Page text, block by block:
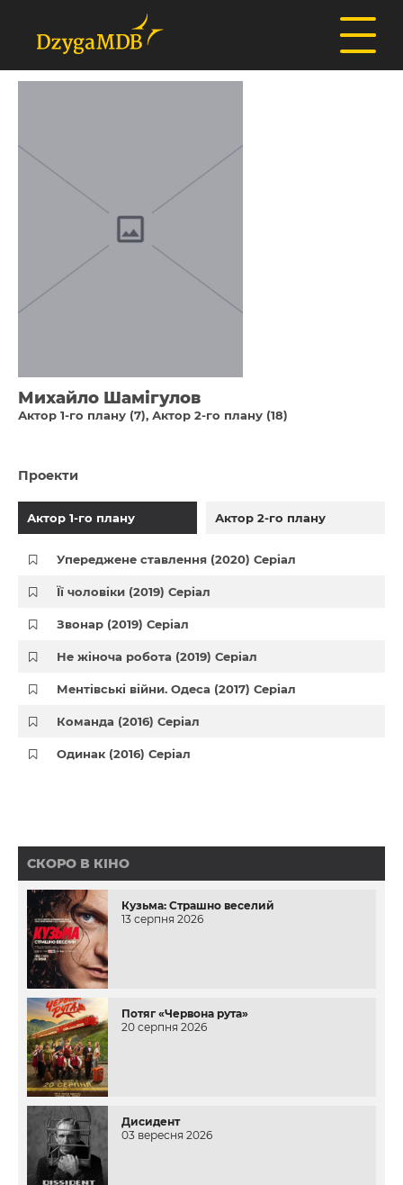
Михайло Шамігулов
Актор 1-го плану (7) Актор 2-го плану (18)
Проекти
Актор 1-го плану Актор 2-го плану
Упереджене ставлення (2020) Серіал
Її чоловіки (2019) Серіал
Звонар (2019) Серіал
Не жіноча робота (2019) Серіал
Ментівські війни. Одеса (2017) Серіал
Команда (2016) Серіал
Одинак (2016) Серіал
СКОРО В КІНО
Кузьма: Страшно веселий
13 серпня 2026
Потяг «Червона рута»
20 серпня 2026
Дисидент
03 вересня 2026